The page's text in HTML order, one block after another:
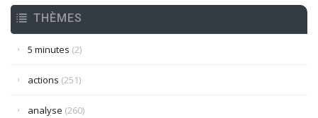
THÈMES
5 minutes (2)
actions (251)
analyse (260)